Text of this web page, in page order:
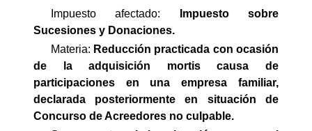
Impuesto afectado:
Impuesto
sobre
Sucesiones y Donaciones.
Materia: Reducción practicada con ocasión
de la adquisición mortis causa de
participaciones en una empresa familiar,
declarada posteriormente en situación de
Concurso de Acreedores no culpable.